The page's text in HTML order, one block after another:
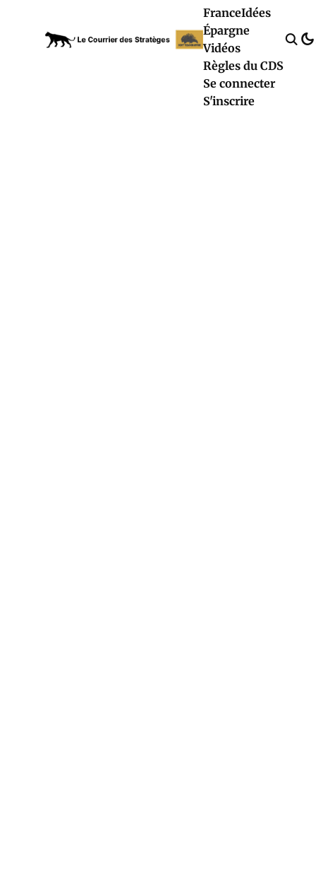
FranceIdées
Épargne
Vidéos
Règles du CDS
Se connecter
S'inscrire